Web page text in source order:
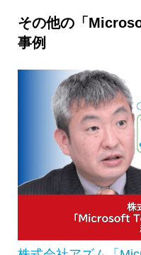
その他の「
事例